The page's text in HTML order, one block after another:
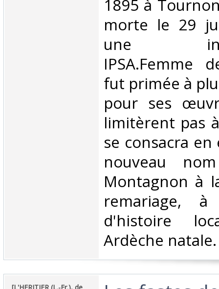
1895 à
morte le 29
une
IPSA.Femme
fut primée à
pour ses
limitèrent pas
se consacra
nouveau
Montagnon à
remariage,
d'histoire
Ardèche